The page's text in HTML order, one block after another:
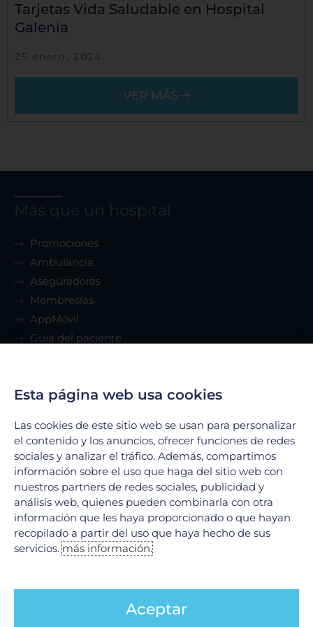
Tarjetas Vida Saludable en Hospital
Galenia
25 enero, 2024
VER MÁS
Más que un hospital
Promociones
Ambulancia
Aseguradoras
Membresías
AppMóvil
Guía del paciente
Servicios
Urgencias
Laboratorio Clínico
Laboratorio de Biología Molecular
Hospitalización
Imagenología
Hemodinamia
Ver todos
Esta página web usa cookies
Las cookies de este sitio web se usan para personalizar
el contenido y los anuncios, ofrecer funciones de redes
sociales y analizar el tráfico. Además, compartimos
información sobre el uso que haga del sitio web con
nuestros partners de redes sociales, publicidad y
análisis web, quienes pueden combinarla con otra
información que les haya proporcionado o que hayan
recopilado a partir del uso que haya hecho de sus
servicios.más información.
Aceptar